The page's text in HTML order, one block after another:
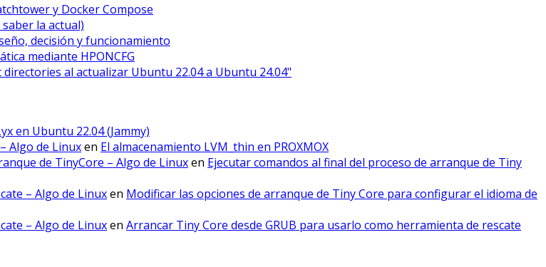
y Docker Compose
la actual)
decisión y funcionamiento
mediante HPONCFG
al actualizar Ubuntu 22.04 a Ubuntu 24.04"
en Ubuntu 22.04 (Jammy)
Algo de Linuxen El almacenamiento LVM_thin en PROXMOX
de TinyCore – Algo de Linuxen Ejecutar comandos al final del proceso de arranque de Tiny
– Algo de Linuxen Modificar las opciones de arranque de Tiny Core para configurar el idioma de
– Algo de Linuxen Arrancar Tiny Core desde GRUB para usarlo como herramienta de rescate